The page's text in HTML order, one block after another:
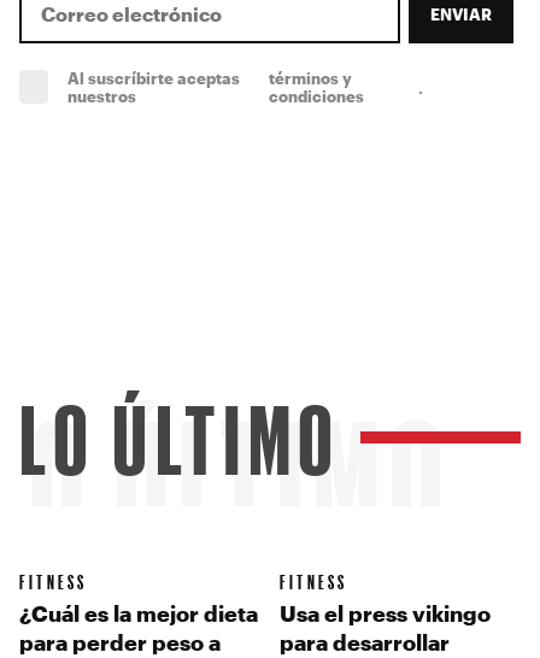
ENVIAR
Al suscríbirte aceptas
nuestros
términos y
condiciones
ÚLTIMO
LO ÚLTIMO
FITNESS
¿Cuál es la mejor dieta
para perder peso a
FITNESS
Usa el press vikingo
para desarrollar